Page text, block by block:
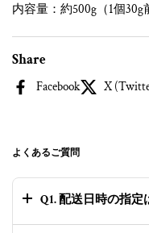
内容量：約500g（1個30g
Share
Facebook X
よくあるご質問
Q1. 配送日時の指定